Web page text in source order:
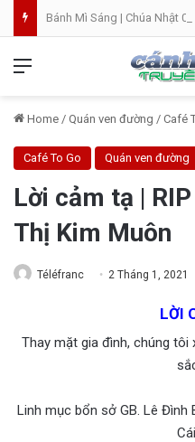
Bánh Mì Sáng | Chúa Nhật
Home / Quán ven đường / Café
Café To Go Quán ven đường
Lời cảm tạ |
Thị Kim Muôn
Téléfranc 2 Tháng 1, 2021
LỜI
Thay mặt gia đình, chúng
Linh mục bổn sở GB. Lê Đình